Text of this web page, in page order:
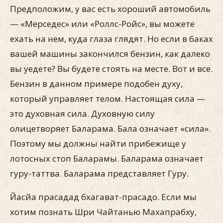
Предположим, у вас есть хороший автомобиль
— «Мерседес» или «Роллс-Ройс», вы можете
ехать на нем, куда глаза глядят. Но если в баках
вашей машины закончился бензин, как далеко
вы уедете? Вы будете стоять на месте. Вот и все.
Бензин в данном примере подобен духу,
который управляет телом. Настоящая сила —
это духовная сила. Духовную силу
олицетворяет Баларама. Бала означает «сила».
Поэтому мы должны найти прибежище у
лотосных стоп Баларамы. Баларама означает
гуру-таттва. Баларама представляет Гуру.
Йасйа прасадад бхагават-прасадо. Если мы
хотим познать Шри Чайтанью Махапрабху,